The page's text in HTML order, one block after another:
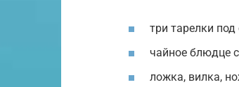
три тарелки под
чайное блюдце
ложка, вилка,